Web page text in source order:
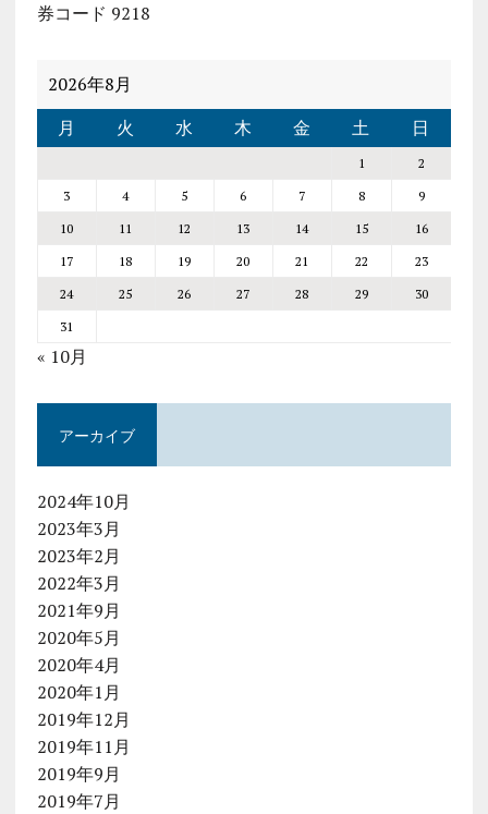
券コード 9218
2026年8月
月
火 水 木 金 土 日
1
2
3
4 5 6 7 8
9
10
11 12 13 14 15
16
17
18 19 20 21 22
23
24
25 26 27 28 29
30
31
« 10月
アーカイブ
2024年10月
2023年3月
2023年2月
2022年3月
2021年9月
2020年5月
2020年4月
2020年1月
2019年12月
2019年11月
2019年9月
2019年7月